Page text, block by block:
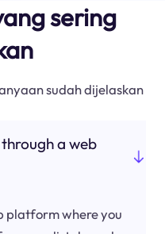
sering
sudah dijelaskan
a web
platform where you